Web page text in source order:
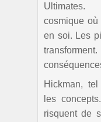
Ultimates.
cosmique
en soi. Les
Hickman,
les
risquent de